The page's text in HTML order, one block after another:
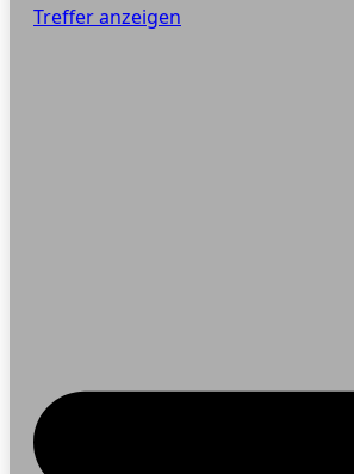
Treffer anzeigen